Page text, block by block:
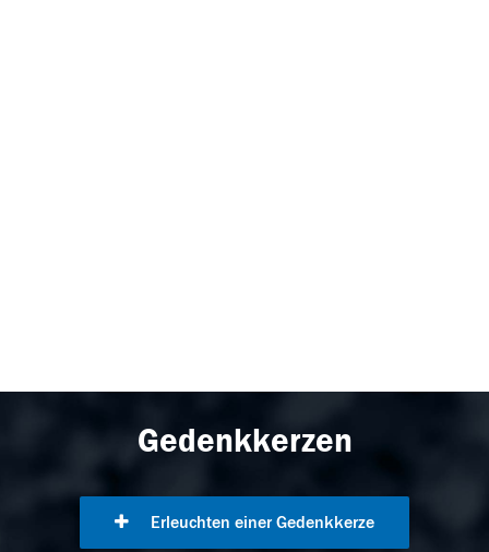
Gedenkkerzen
Erleuchten einer Gedenkkerze